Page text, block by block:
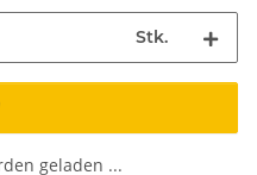
Stk.
geladen ...